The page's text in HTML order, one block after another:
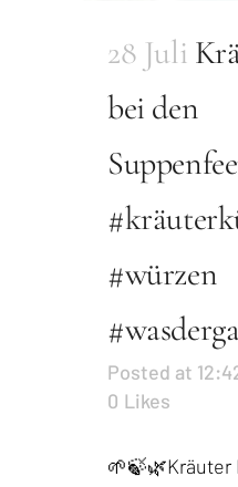
28 Juli
bei den
#würzen
Posted at
0 Likes
🌱🍃🌿Kräuter